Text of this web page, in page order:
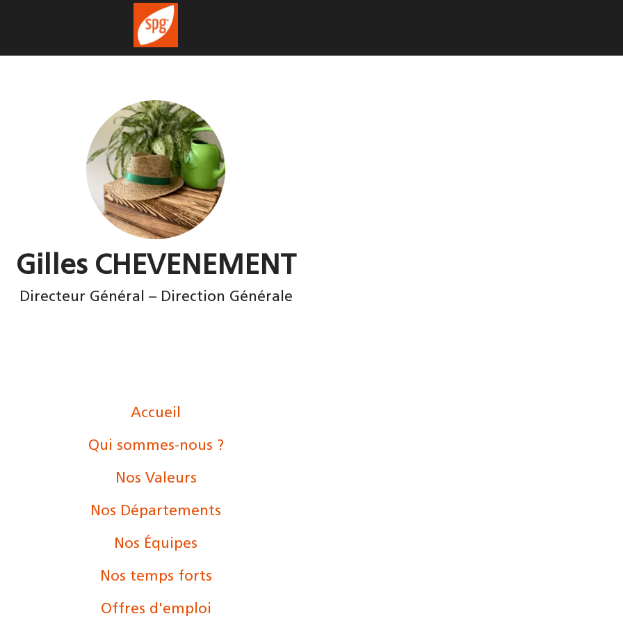
Gilles CHEVENEMENT
Directeur Général – Direction Générale
Accueil
Qui sommes-nous ?
Nos Valeurs
Nos Départements
Nos Équipes
Nos temps forts
Offres d'emploi